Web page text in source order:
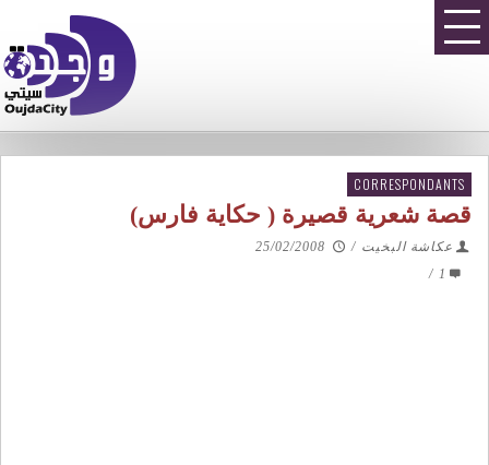
CORRESPONDANTS
قصة شعرية قصيرة ( حكاية فارس)
عكاشة البخيت /
25/02/2008
1
/